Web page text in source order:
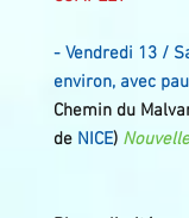
- Vendredi 13 /
environ, avec
Chemin du
de NICE)